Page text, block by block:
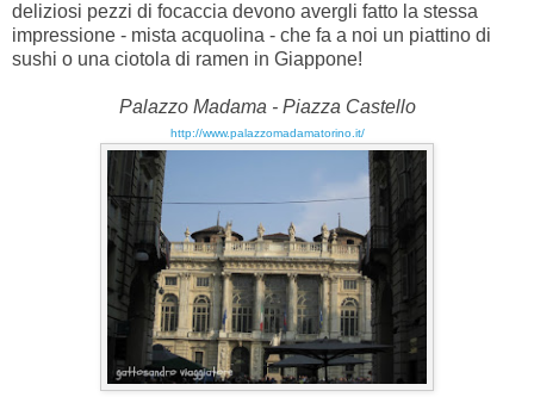
deliziosi pezzi di focaccia devono avergli fatto la stessa
impressione - mista acquolina - che fa a noi un piattino di
sushi o una ciotola di ramen in Giappone!
Palazzo Madama - Piazza Castello
http://www.palazzomadamatorino.it/